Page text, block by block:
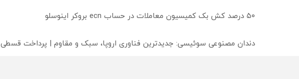
۵۰ درصد کش بک کمیسیون معاملات در حساب ecn بروکر اینوسلو
دندان مصنوعی سوئیسی: جدیدترین فناوری اروپا، سبک و مقاوم | پرداخت قسطی